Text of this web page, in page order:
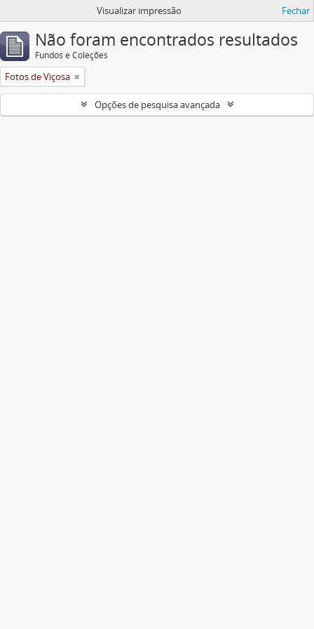
Visualizar impressão Fechar
Não foram encontrados resultados
Fundos e Coleções
Fotos de Viçosa
Opções de pesquisa avançada